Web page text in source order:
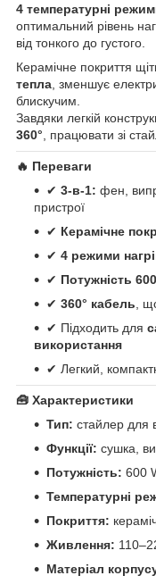
4 температурні
оптимальний рівень
від тонкого до густого.
Керамічне покриття
тепла , зменшує
блискучим.
Завдяки легкій
360° , працювати зі
🔥 Переваги
✔ 3-в-1: фен,
пристрої
✔ Керамічне
✔ 4 режими
✔ Потужність
✔ 360° кабель ,
✔ Підходить для
використання
✔ Легкий,
🧰 Характеристики
Тип: стайлер для
Функції: сушка,
Потужність: 600
Температурні
Покриття:
Живлення:
Матеріал